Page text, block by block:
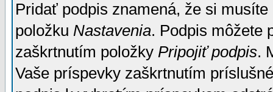
Pridať podpis znamená, že si
položku Nastavenia. Podpis môžete
zaškrtnutím položky Pripojiť podpis.
Vaše príspevky zaškrtnutím